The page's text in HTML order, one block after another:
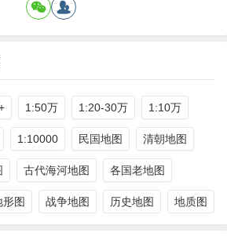
1:50万 1:20-30万 1:10万
1:10000 民国地图 清朝地图
古代海河地图 各国老地图
图 战争地图 历史地图 地质图